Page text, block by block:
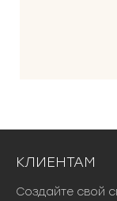
КЛИЕНТАМ
Создайте свой